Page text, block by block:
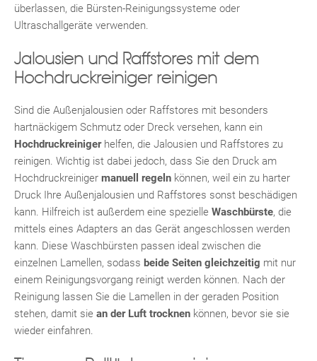
überlassen, die Bürsten-Reinigungssysteme oder
Ultraschallgeräte verwenden.
Jalousien und Raffstores mit dem
Hochdruckreiniger reinigen
Sind die Außenjalousien oder Raffstores mit besonders
hartnäckigem Schmutz oder Dreck versehen, kann ein
Hochdruckreiniger helfen, die Jalousien und Raffstores zu
reinigen. Wichtig ist dabei jedoch, dass Sie den Druck am
Hochdruckreiniger manuell regeln können, weil ein zu harter
Druck Ihre Außenjalousien und Raffstores sonst beschädigen
kann. Hilfreich ist außerdem eine spezielle Waschbürste, die
mittels eines Adapters an das Gerät angeschlossen werden
kann. Diese Waschbürsten passen ideal zwischen die
einzelnen Lamellen, sodass beide Seiten gleichzeitig mit nur
einem Reinigungsvorgang reinigt werden können. Nach der
Reinigung lassen Sie die Lamellen in der geraden Position
stehen, damit sie an der Luft trocknen können, bevor sie sie
wieder einfahren.